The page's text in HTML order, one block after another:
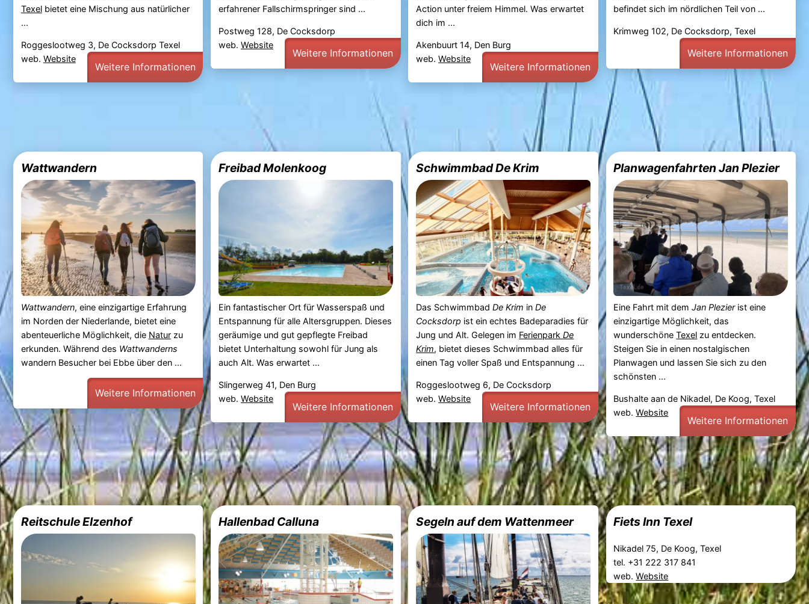
Texelbietet eine Mischung aus natürlicher
...
Roggeslootweg 3, De Cocksdorp Texel
web. Website
Weitere Informationen
erfahrener Fallschirmspringer sind ...
Postweg 128, De Cocksdorp
web. Website
Weitere Informationen
Action unter freiem Himmel. Was erwartet
dich im ...
Akenbuurt 14, Den Burg
web.Website
Weitere Informationen
befindet sich im nördlichen Teil von ...
Krimweg 102, De Cocksdorp, Texel
Weitere Informationen
Wattwandern
Wattwandern, eine einzigartige Erfahrung
im Norden der Niederlande, bietet eine
abenteuerliche Möglichkeit, die Naturzu
erkunden. Während des Wattwanderns
wandern Besucher bei Ebbe über den ...
Weitere Informationen
Freibad Molenkoog
Ein fantastischer Ort für Wasserspaß und
Entspannung für alle Altersgruppen. Dieses
geräumige und gut gepflegte Freibad
bietet Unterhaltung sowohl für Jung als
auch Alt. Was erwartet ...
Slingerweg 41, Den Burg
web. Website
Weitere Informationen
Schwimmbad De Krim
Das SchwimmbadDe Krim inDe
Cocksdorp ist ein echtes Badeparadies für
Jung und Alt. Gelegen im FerienparkDe
Krim, bietet dieses Schwimmbad alles für
einen Tag voller Spaß und Entspannung ...
Roggeslootweg 6, De Cocksdorp
web.Website
Weitere Informationen
Planwagenfahrten Jan Plezier
Eine Fahrt mit demJan Plezierist eine
einzigartige Möglichkeit, das
wunderschöneTexel zu entdecken.
Steigen Sie in einen nostalgischen
Planwagen und lassen Sie sich zu den
schönsten ...
Bushalte aan de Nikadel, De Koog, Texel
web.Website
Weitere Informationen
Reitschule Elzenhof Hallenbad Calluna Segeln auf dem Wattenmeer Fiets Inn Texel
Nikadel 75, De Koog, Texel
tel. +31 222 317 841
web.Website